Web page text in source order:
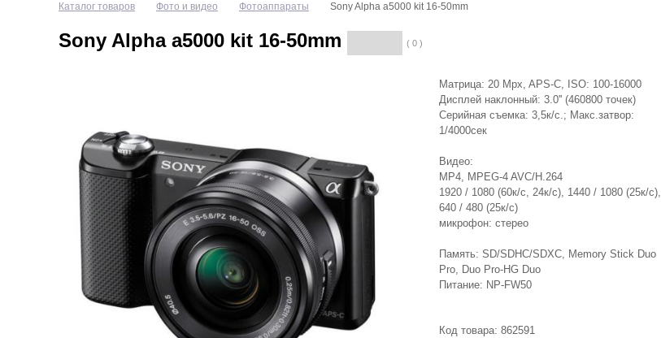
Каталог товаров Фото и видео Фотоаппараты Sony Alpha a5000 kit 16-50mm
Sony Alpha a5000 kit 16-50mm ( 0 )
Матрица: 20 Mpx, APS-C, ISO: 100-16000
Дисплей наклонный: 3.0'' (460800 точек)
Серийная съемка: 3,5к/с.; Макс.затвор:
1/4000сек
Видео:
MP4, MPEG-4 AVC/H.264
1920 / 1080 (60к/с, 24к/с), 1440 / 1080 (25к/с),
640 / 480 (25к/с)
микрофон: стерео
Память: SD/SDHC/SDXC, Memory Stick Duo
Pro, Duo Pro-HG Duo
Питание: NP-FW50
Код товара: 862591